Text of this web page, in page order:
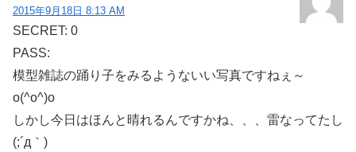
2015年9月18日 8:13 AM
SECRET: 0
PASS:
模型雑誌の踊り子をみるようないい写真ですねぇ～
o(^o^)o
しかし今日はほんと晴れるんですかね、、、雷なってたし
(;´д｀)